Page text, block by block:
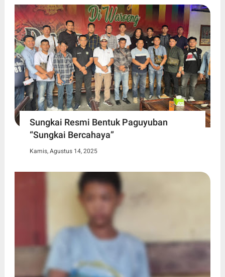
Sungkai Resmi Bentuk Paguyuban
“Sungkai Bercahaya”
Kamis, Agustus 14, 2025